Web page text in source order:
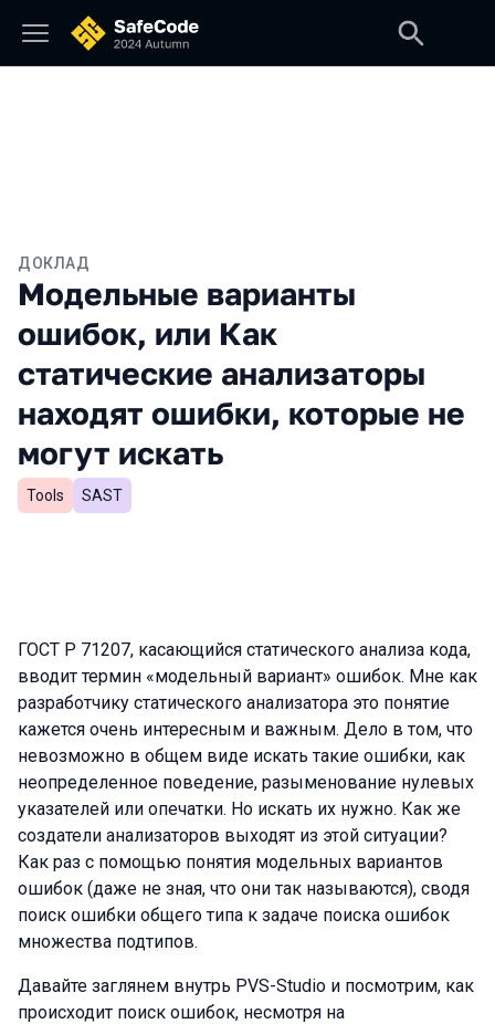
ДОКЛАД
Модельные варианты
ошибок, или Как
статические анализаторы
находят ошибки, которые не
могут искать
Tools SAST
ГОСТ Р 71207, касающийся статического анализа кода,
вводит термин «модельный вариант» ошибок. Мне как
разработчику статического анализатора это понятие
кажется очень интересным и важным. Дело в том, что
невозможно в общем виде искать такие ошибки, как
неопределенное поведение, разыменование нулевых
указателей или опечатки. Но искать их нужно. Как же
создатели анализаторов выходят из этой ситуации?
Как раз с помощью понятия модельных вариантов
ошибок (даже не зная, что они так называются), сводя
поиск ошибки общего типа к задаче поиска ошибок
множества подтипов.
Давайте заглянем внутрь PVS-Studio и посмотрим, как
происходит поиск ошибок, несмотря на